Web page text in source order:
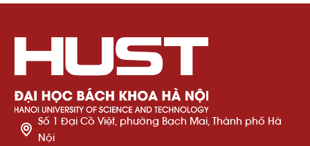
Số 1 Đại Cồ Việt, phường Bạch Mai, Thành phố Hà
Nội